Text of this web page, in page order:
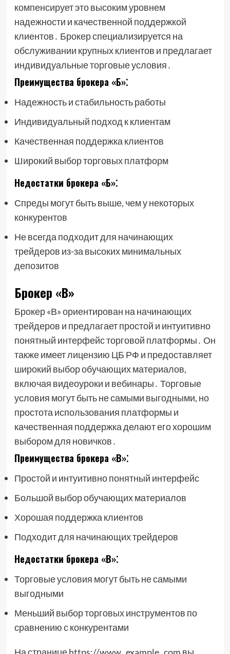
компенсирует это высоким уровнем
надежности и качественной поддержкой
клиентов․ Брокер специализируется на
обслуживании крупных клиентов и предлагает
индивидуальные торговые условия․
Преимущества брокера «Б»⁚
Надежность и стабильность работы
Индивидуальный подход к клиентам
Качественная поддержка клиентов
Широкий выбор торговых платформ
Недостатки брокера «Б»⁚
Спреды могут быть выше, чем у некоторых
конкурентов
Не всегда подходит для начинающих
трейдеров из-за высоких минимальных
депозитов
Брокер «В»
Брокер «В» ориентирован на начинающих
трейдеров и предлагает простой и интуитивно
понятный интерфейс торговой платформы․ Он
также имеет лицензию ЦБ РФ и предоставляет
широкий выбор обучающих материалов,
включая видеоуроки и вебинары․ Торговые
условия могут быть не самыми выгодными, но
простота использования платформы и
качественная поддержка делают его хорошим
выбором для новичков․
Преимущества брокера «В»⁚
Простой и интуитивно понятный интерфейс
Большой выбор обучающих материалов
Хорошая поддержка клиентов
Подходит для начинающих трейдеров
Недостатки брокера «В»⁚
Торговые условия могут быть не самыми
выгодными
Меньший выбор торговых инструментов по
сравнению с конкурентами